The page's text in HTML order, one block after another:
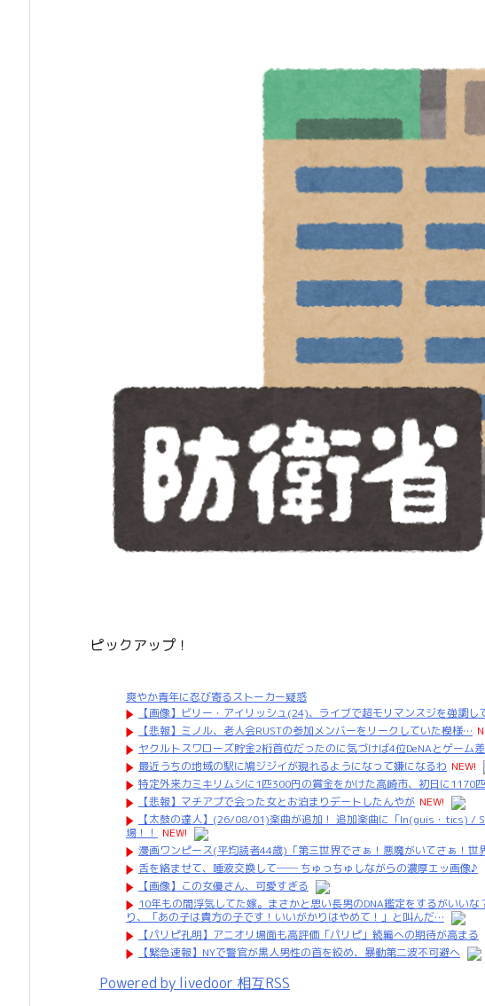
ピックアップ！
爽やか青年に忍び寄るストーカー疑惑
【画像】ビリー・アイリッシュ(24)、ライブで超モリマンスジを強調し
【悲報】ミノル、老人会RUSTの参加メンバーをリークしていた模様…
ヤクルトスワローズ貯金2桁首位だったのに気づけば4位DeNAとゲーム
最近うちの地域の駅に鳩ジジイが現れるようになって嫌になるわ NEW!
特定外来カミキリムシに1匹300円の賞金をかけた高崎市、初日に1170
【悲報】マチアプで会った女とお泊まりデートしたんやが NEW!
【太鼓の達人】(26/08/01)楽曲が追加！ 追加楽曲に「ln(guis・tics) /
場！！
NEW!
漫画ワンピース(平均読者44歳)「第三世界でさぁ！悪魔がいてさぁ！世
舌を絡ませて、唾液交換して── ちゅっちゅしながらの濃厚エッ画像♪
【画像】この女優さん、可愛すぎる
10年もの間浮気してた嫁。まさかと思い長男のDNA鑑定をするがいい
り、「あの子は貴方の子です！いいがかりはやめて！」と叫んだ…
【パリピ孔明】アニオリ場面も高評価「パリピ」続編への期待が高まる
【緊急速報】NYで警官が黒人男性の首を絞め、暴動第二波不可避へ
Powered by livedoor 相互RSS